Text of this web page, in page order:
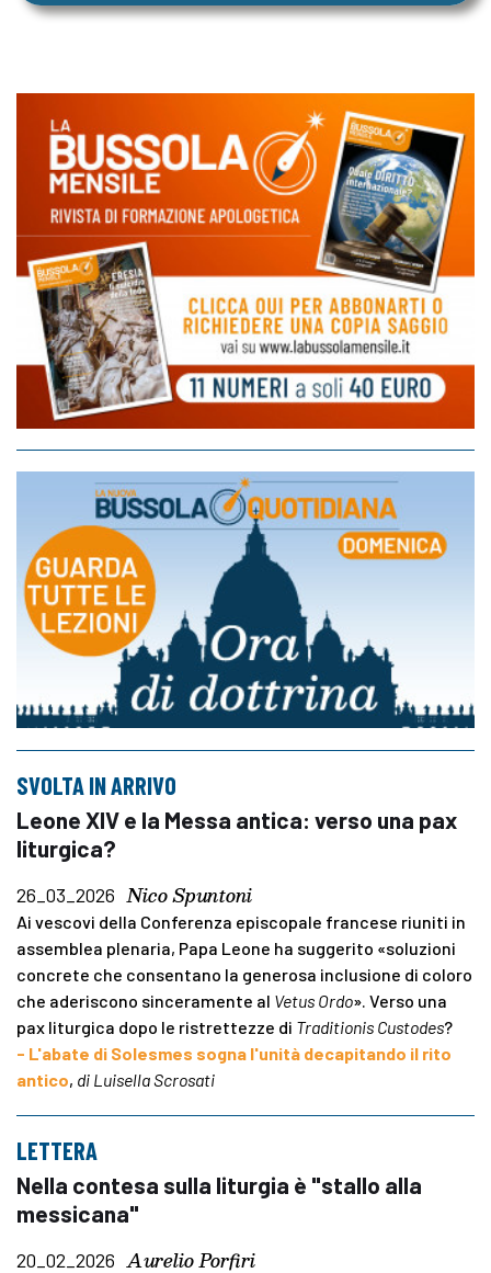
SVOLTA IN ARRIVO
Leone XIV e la Messa antica: verso una pax
liturgica?
26_03_2026 Nico Spuntoni
Ai vescovi della Conferenza episcopale francese riuniti in
assemblea plenaria, Papa Leone ha suggerito «soluzioni
concrete che consentano la generosa inclusione di coloro
che aderiscono sinceramente al Vetus Ordo». Verso una
pax liturgica dopo le ristrettezze di Traditionis Custodes?
- L'abate di Solesmes sogna l'unità decapitando il rito
antico, di Luisella Scrosati
LETTERA
Nella contesa sulla liturgia è "stallo alla
messicana"
20_02_2026 Aurelio Porfiri